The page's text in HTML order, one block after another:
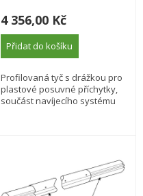
4 356,00 Kč
Přidat do košíku
Profilovaná tyč s drážkou pro
plastové posuvné příchytky,
součást navíjecího systému